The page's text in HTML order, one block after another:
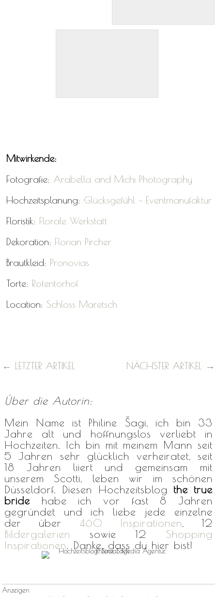
Mitwirkende:
Fotografie: Arabella and Michi Photography
Hochzeitsplanung: Glücksgefühl – Eventmanufaktur
Floristik: Florale Werkstatt
Dekoration: Florian Pircher
Brautkleid: Pronovias
Torte: Rotentorhof
Location: Schloss Maretsch
← LETZTER ARTIKEL NÄCHSTER ARTIKEL →
Über die Autorin:
Mein Name ist Philine Šagi, ich bin 33
Jahre alt und hoffnungslos verliebt in
Hochzeiten. Ich bin mit meinem Mann seit
5 Jahren sehr glücklich verheiratet, seit
18 Jahren liiert und gemeinsam mit
unserem Scotti, leben wir im schönen
Düsseldorf. Diesen Hochzeitsblog the true
bride habe ich vor fast 8 Jahren
gegründet und ich liebe jede einzelne
der über 460 Inspirationen, 12
Bildergalerien sowie 12 Shopping
Inspirationen. Danke, dass du hier bist!
Anzeigen